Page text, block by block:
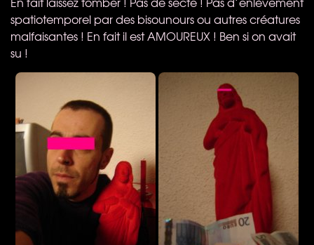
spatiotemporel par des bisounours ou autres créatures
malfaisantes ! En fait il estAMOUREUX ! Ben si on avait
su !